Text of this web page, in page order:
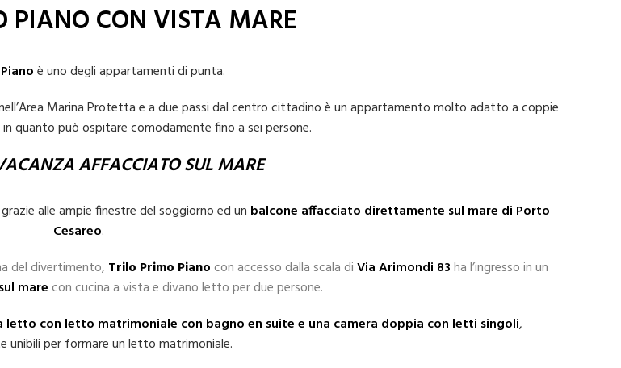
PIANO CON VISTA MARE
è uno degli appartamenti di punta.
Marina Protetta e a due passi dal centro cittadino è un appartamento molto adatto a coppie
quanto può ospitare comodamente fino a sei persone.
AFFACCIATO SUL MARE
grazie alle ampie finestre del soggiorno ed un balcone affacciato direttamente sul mare di Porto
Cesareo.
del divertimento, Trilo Primo Pianocon accesso dalla scala diVia Arimondi 83ha l’ingresso in un
marecon cucina a vista e divano letto per due persone.
letto con letto matrimoniale con bagno en suite e una camera doppia con letti singoli,
unibili per formare un letto matrimoniale.